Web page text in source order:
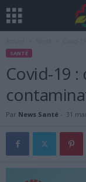
SANTÉ
Covid-19
Par News Santé - 31